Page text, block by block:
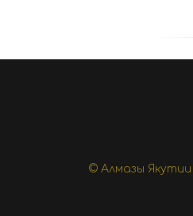
© Алмазы Якутии